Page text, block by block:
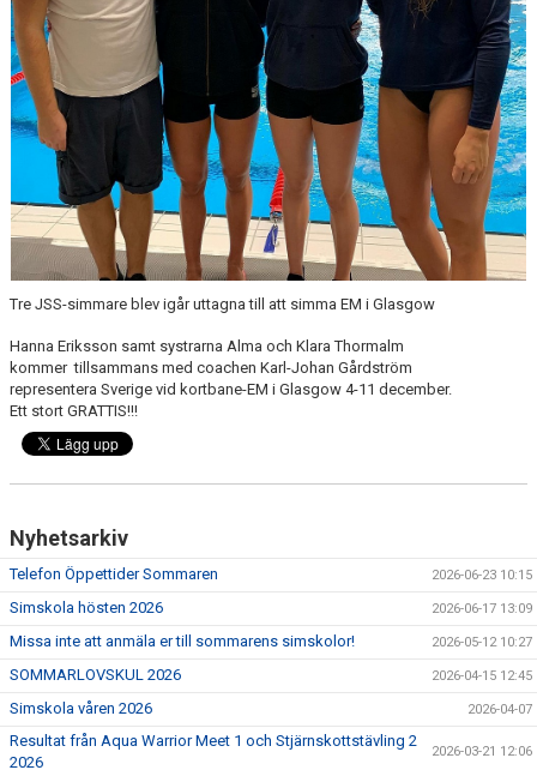
BOKNING SIMSKOLA
KALENDER
WEBSHOP
Tre JSS-simmare blev igår uttagna till att simma EM i Glasgow
Hanna Eriksson samt systrarna Alma och Klara Thormalm
kommer tillsammans med coachen Karl-Johan Gårdström
representera Sverige vid kortbane-EM i Glasgow 4-11 december.
Ett stort GRATTIS!!!
Nyhetsarkiv
Telefon Öppettider Sommaren 2026-06-23 10:15
Simskola hösten 2026 2026-06-17 13:09
Missa inte att anmäla er till sommarens simskolor! 2026-05-12 10:27
SOMMARLOVSKUL 2026 2026-04-15 12:45
Simskola våren 2026 2026-04-07
Resultat från Aqua Warrior Meet 1 och Stjärnskottstävling 2
2026
2026-03-21 12:06